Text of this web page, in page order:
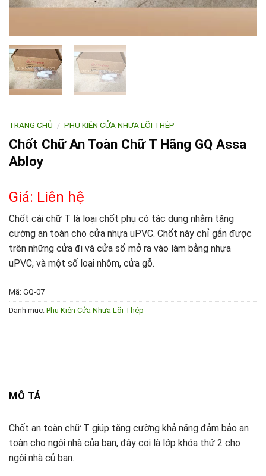
TRANG CHỦ / PHỤ KIỆN CỬA NHỰA LÕI THÉP
Chốt Chữ An Toàn Chữ T Hãng GQ Assa
Abloy
Giá: Liên hệ
Chốt cài chữ T là loại chốt phụ có tác dụng nhằm tăng
cường an toàn cho cửa nhựa uPVC. Chốt này chỉ gắn được
trên những cửa đi và cửa sổ mở ra vào làm bằng nhựa
uPVC, và một số loại nhôm, cửa gỗ.
Mã: GQ-07
Danh mục: Phụ Kiện Cửa Nhựa Lõi Thép
MÔ TẢ
Chốt an toàn chữ T giúp tăng cường khả năng đảm bảo an
toàn cho ngôi nhà của bạn, đây coi là lớp khóa thứ 2 cho
ngôi nhà củ bạn.